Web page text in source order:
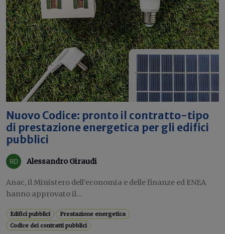
Nuovo Codice: pronto il contratto-tipo
di prestazione energetica per gli edifici
pubblici
Alessandro Giraudi
Anac, il Ministero dell’economia e delle finanze ed ENEA
hanno approvato il...
Edifici pubblici
Prestazione energetica
Codice dei contratti pubblici